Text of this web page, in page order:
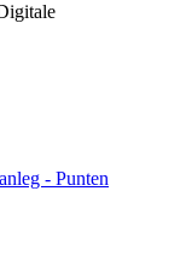
- Punten